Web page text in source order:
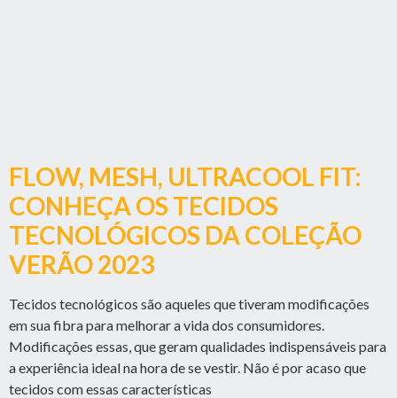
FLOW, MESH, ULTRACOOL FIT:
CONHEÇA OS TECIDOS
TECNOLÓGICOS DA COLEÇÃO
VERÃO 2023
Tecidos tecnológicos são aqueles que tiveram modificações
em sua fibra para melhorar a vida dos consumidores.
Modificações essas, que geram qualidades indispensáveis para
a experiência ideal na hora de se vestir. Não é por acaso que
tecidos com essas características